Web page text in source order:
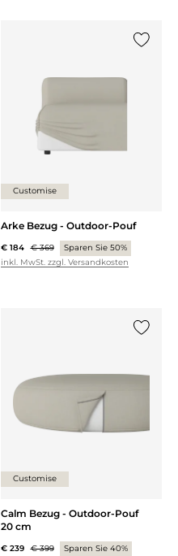
Customise
Arke Bezug - Outdoor-Pouf
€ 184 € 369
Sparen Sie 50%
inkl. MwSt. zzgl. Versandkosten
Customise
Calm Bezug - Outdoor-Pouf
20 cm
€ 239 € 399
Sparen Sie 40%